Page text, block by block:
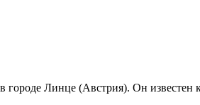
Линце (Австрия). Он известен